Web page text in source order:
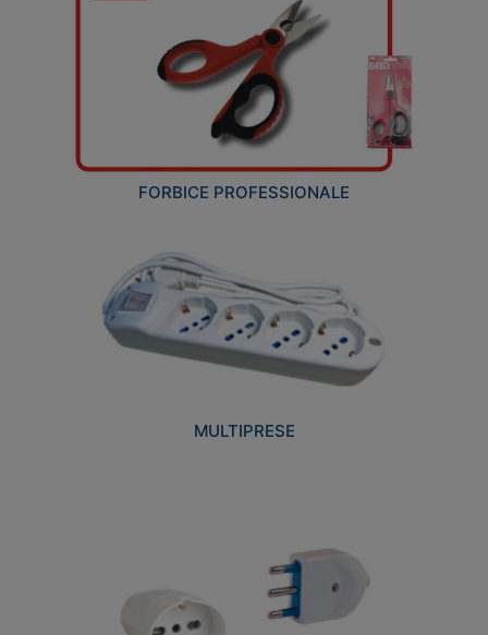
FORBICE PROFESSIONALE
MULTIPRESE